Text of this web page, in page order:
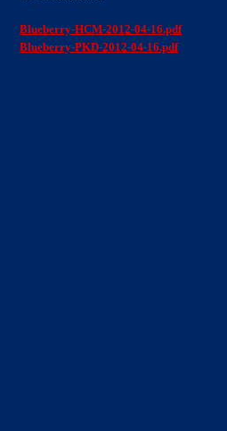
Blueberry-HCM-2012-04-16.pdf
Blueberry-PKD-2012-04-16.pdf